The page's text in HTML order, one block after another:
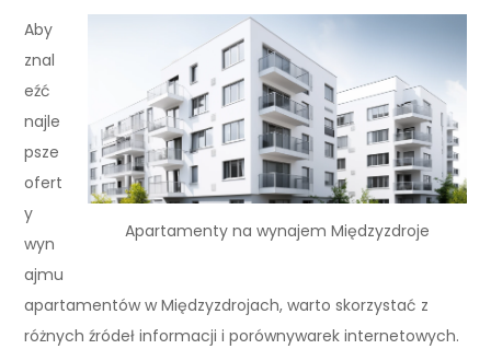
Apartamenty na wynajem Międzyzdroje
Aby
znal
eźć
najle
psze
ofert
y
wyn
ajmu
apartamentów w Międzyzdrojach, warto skorzystać z
różnych źródeł informacji i porównywarek internetowych.